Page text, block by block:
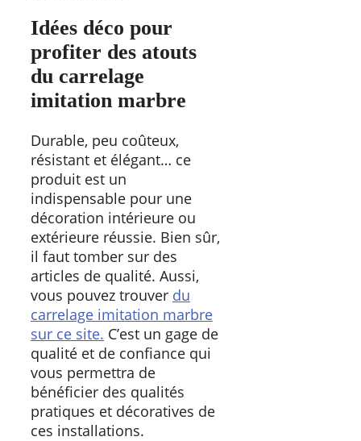
Idées déco pour
profiter des atouts
du carrelage
imitation marbre
Durable, peu coûteux,
résistant et élégant… ce
produit est un
indispensable pour une
décoration intérieure ou
extérieure réussie. Bien sûr,
il faut tomber sur des
articles de qualité. Aussi,
vous pouvez trouver du
carrelage imitation marbre
sur ce site. C’est un gage de
qualité et de confiance qui
vous permettra de
bénéficier des qualités
pratiques et décoratives de
ces installations.